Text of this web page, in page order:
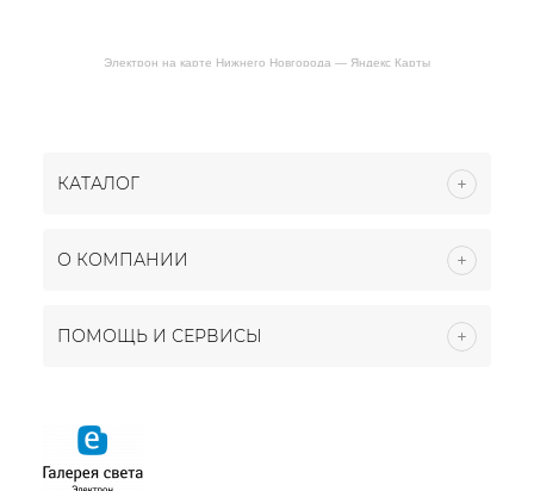
Электрон на карте Нижнего Новгорода — Яндекс Карты
КАТАЛОГ
О КОМПАНИИ
ПОМОЩЬ И СЕРВИСЫ